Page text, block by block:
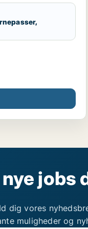
nye jobs
dig vores
muligheder og